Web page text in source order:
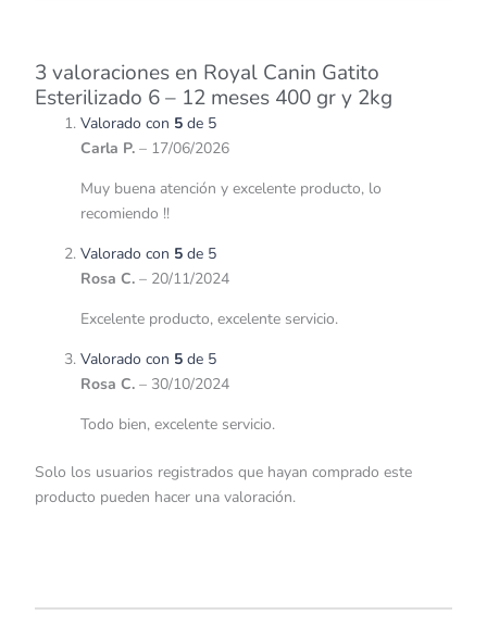
3 valoraciones en Royal Canin Gatito
Esterilizado 6 – 12 meses 400 gr y 2kg
Valorado con 5 de 5
Carla P. – 17/06/2026
Muy buena atención y excelente producto, lo
recomiendo !!
Valorado con 5 de 5
Rosa C. – 20/11/2024
Excelente producto, excelente servicio.
Valorado con 5 de 5
Rosa C. – 30/10/2024
Todo bien, excelente servicio.
Solo los usuarios registrados que hayan comprado este
producto pueden hacer una valoración.